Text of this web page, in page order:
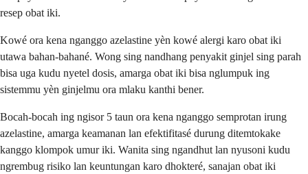
resep obat iki.
Kowé ora kena nganggo azelastine yèn kowé alergi karo obat iki
utawa bahan-bahané. Wong sing nandhang penyakit ginjel sing parah
bisa uga kudu nyetel dosis, amarga obat iki bisa nglumpuk ing
sistemmu yèn ginjelmu ora mlaku kanthi bener.
Bocah-bocah ing ngisor 5 taun ora kena nganggo semprotan irung
azelastine, amarga keamanan lan efektifitasé durung ditemtokake
kanggo klompok umur iki. Wanita sing ngandhut lan nyusoni kudu
ngrembug risiko lan keuntungan karo dhokteré, sanajan obat iki